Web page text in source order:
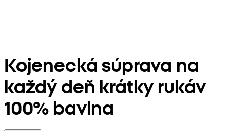
Kojenecká súprava na
každý deň krátky rukáv
100% bavlna